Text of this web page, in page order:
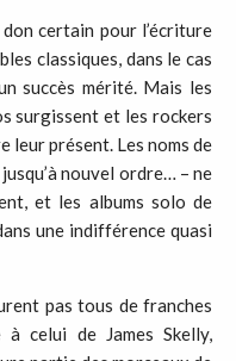
certain pour l’écriture
classiques, dans le cas
succès mérité. Mais les
surgissent et les rockers
leur présent. Les noms de
nouvel ordre… – ne
et les albums solo de
une indifférence quasi
pas tous de franches
celui de James Skelly,